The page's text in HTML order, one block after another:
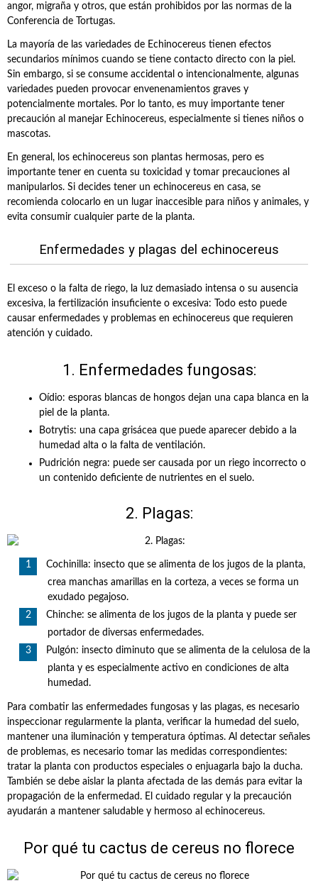
angor, migraña y otros, que están prohibidos por las normas de la
Conferencia de Tortugas.
La mayoría de las variedades de Echinocereus tienen efectos
secundarios mínimos cuando se tiene contacto directo con la piel.
Sin embargo, si se consume accidental o intencionalmente, algunas
variedades pueden provocar envenenamientos graves y
potencialmente mortales. Por lo tanto, es muy importante tener
precaución al manejar Echinocereus, especialmente si tienes niños o
mascotas.
En general, los echinocereus son plantas hermosas, pero es
importante tener en cuenta su toxicidad y tomar precauciones al
manipularlos. Si decides tener un echinocereus en casa, se
recomienda colocarlo en un lugar inaccesible para niños y animales, y
evita consumir cualquier parte de la planta.
Enfermedades y plagas del echinocereus
El exceso o la falta de riego, la luz demasiado intensa o su ausencia
excesiva, la fertilización insuficiente o excesiva: Todo esto puede
causar enfermedades y problemas en echinocereus que requieren
atención y cuidado.
1. Enfermedades fungosas:
Oídio: esporas blancas de hongos dejan una capa blanca en la
piel de la planta.
Botrytis: una capa grisácea que puede aparecer debido a la
humedad alta o la falta de ventilación.
Pudrición negra: puede ser causada por un riego incorrecto o
un contenido deficiente de nutrientes en el suelo.
2. Plagas:
Cochinilla: insecto que se alimenta de los jugos de la planta,
crea manchas amarillas en la corteza, a veces se forma un
exudado pegajoso.
Chinche: se alimenta de los jugos de la planta y puede ser
portador de diversas enfermedades.
Pulgón: insecto diminuto que se alimenta de la celulosa de la
planta y es especialmente activo en condiciones de alta
humedad.
Para combatir las enfermedades fungosas y las plagas, es necesario
inspeccionar regularmente la planta, verificar la humedad del suelo,
mantener una iluminación y temperatura óptimas. Al detectar señales
de problemas, es necesario tomar las medidas correspondientes:
tratar la planta con productos especiales o enjuagarla bajo la ducha.
También se debe aislar la planta afectada de las demás para evitar la
propagación de la enfermedad. El cuidado regular y la precaución
ayudarán a mantener saludable y hermoso al echinocereus.
Por qué tu cactus de cereus no florece